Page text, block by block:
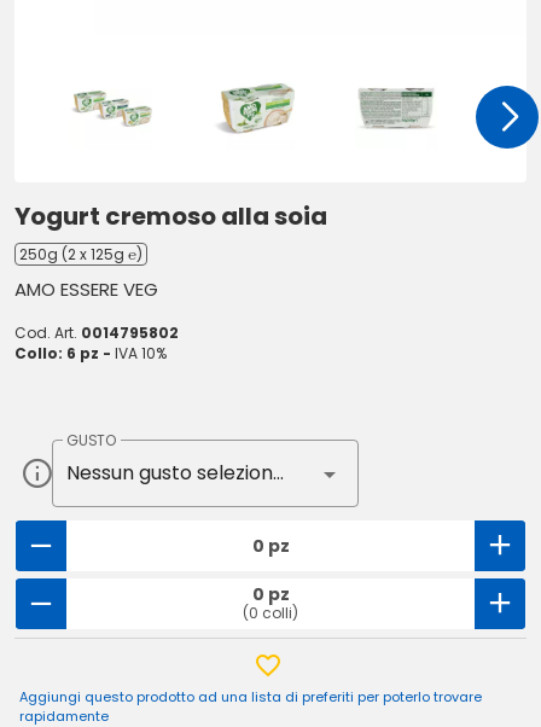
Yogurt cremoso alla soia
250g (2 x 125g ℮)
AMO ESSERE VEG
Cod. Art. 0014795802
Collo: 6 pz - IVA 10%
GUSTO
Nessun gusto selezionato
0 pz
0 pz
(0 colli)
Aggiungi questo prodotto ad una lista di preferiti per poterlo trovare
rapidamente